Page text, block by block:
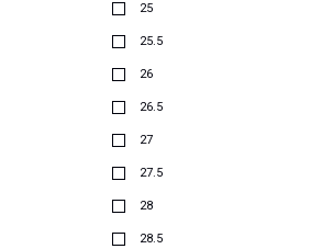
25
25.5
26
26.5
27
27.5
28
28.5